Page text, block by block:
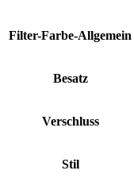
Filter-Farbe-Allgemein
Besatz
Verschluss
Stil